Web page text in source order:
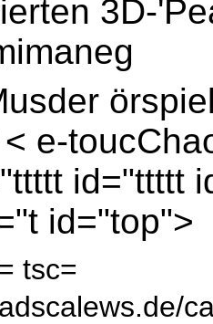
3D-
e-
id="ttttt
id="top">
tsc=